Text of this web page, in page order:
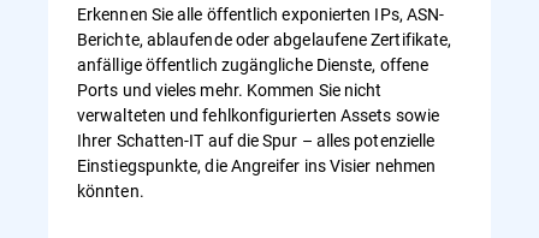
Erkennen Sie alle öffentlich exponierten IPs, ASN-
Berichte, ablaufende oder abgelaufene Zertifikate,
anfällige öffentlich zugängliche Dienste, offene
Ports und vieles mehr. Kommen Sie nicht
verwalteten und fehlkonfigurierten Assets sowie
Ihrer Schatten-IT auf die Spur – alles potenzielle
Einstiegspunkte, die Angreifer ins Visier nehmen
könnten.